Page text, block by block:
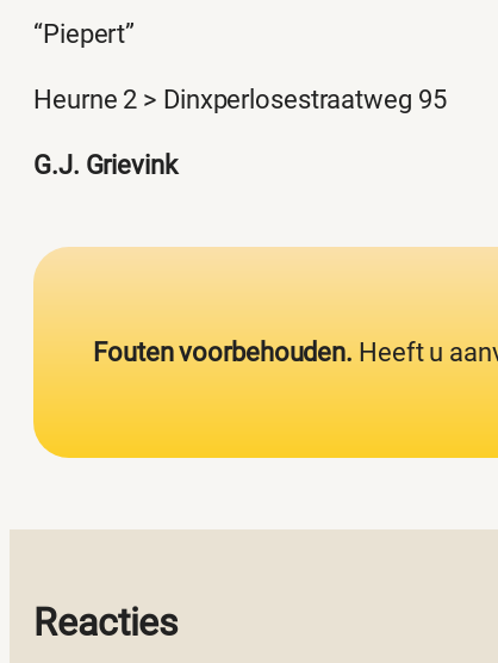
“Piepert”
Heurne 2 > Dinxperlosestraatweg 95
G.J. Grievink
Fouten voorbehouden. Heeft u
Reacties